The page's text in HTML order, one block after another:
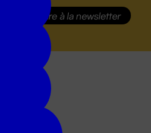
S'inscrire à la newsletter